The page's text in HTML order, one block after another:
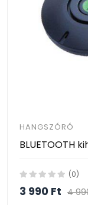
HANGSZÓRÓ
(0)
3 990 Ft 4